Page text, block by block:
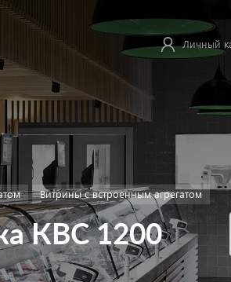
Личный
Витрины с встроенным агрегатом
КВС 1200